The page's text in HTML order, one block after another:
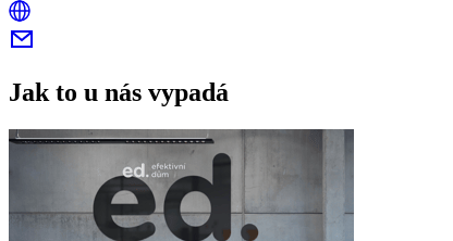
Jak to u nás vypadá